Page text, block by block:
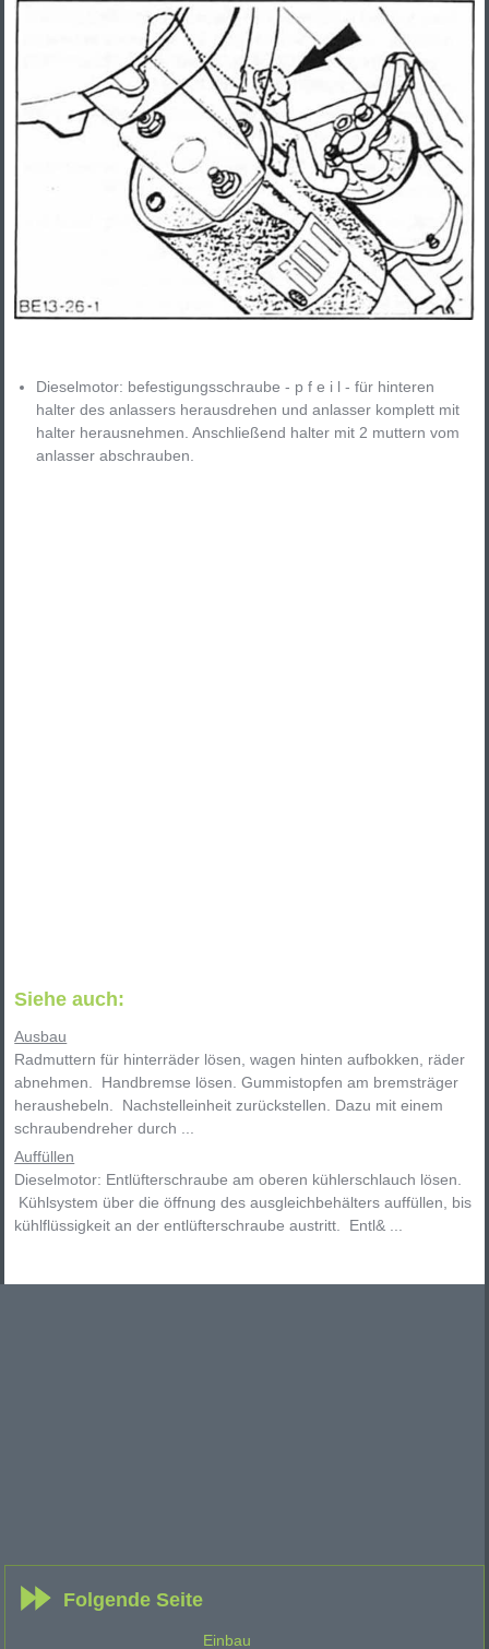
Dieselmotor: befestigungsschraube - p f e i l - für hinteren
halter des anlassers herausdrehen und anlasser komplett mit
halter herausnehmen. Anschließend halter mit 2 muttern vom
anlasser abschrauben.
Siehe auch:
Ausbau
Radmuttern für hinterräder lösen, wagen hinten aufbokken, räder
abnehmen. Handbremse lösen. Gummistopfen am bremsträger
heraushebeln. Nachstelleinheit zurückstellen. Dazu mit einem
schraubendreher durch ...
Auffüllen
Dieselmotor: Entlüfterschraube am oberen kühlerschlauch lösen.
Kühlsystem über die öffnung des ausgleichbehälters auffüllen, bis
kühlflüssigkeit an der entlüfterschraube austritt. Entl& ...
Folgende Seite
Einbau